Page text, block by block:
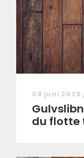
09 juni 2026
du flotte